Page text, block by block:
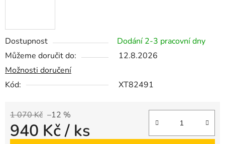
Dostupnost
Dodání 2-3 pracovní dny
Můžeme doručit do:
12.8.2026
Možnosti doručení
Kód:
XT82491
1 070 Kč –12 %
940 Kč/ ks